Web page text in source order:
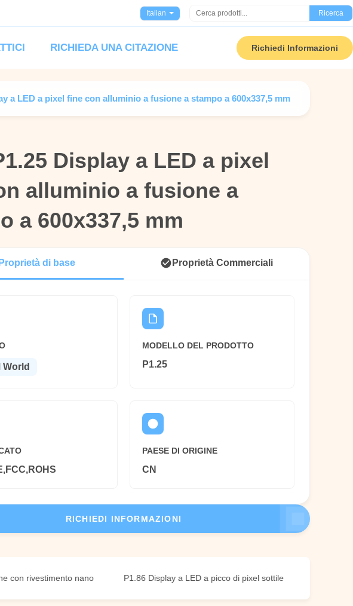
Italian Ricerca
RICHIEDA UNA CITAZIONE Richiedi Informazioni
a LED a pixel fine con alluminio a fusione a stampo a 600x337,5 mm
Display a LED a pixel
alluminio a fusione a
a 600x337,5 mm
Display a LED a pixel
alluminio a fusione a
a 600x337,5 mm
Proprietà di base Proprietà Commerciali
World
MODELLO DEL PRODOTTO
P1.25
PAESE DI ORIGINE
CN
RICHIEDI INFORMAZIONI
rivestimento nano P1.86 Display a LED a picco di pixel sottile